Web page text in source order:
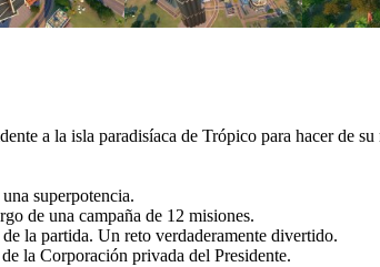
a la isla paradisíaca de Trópico para hacer de su
superpotencia.
de una campaña de 12 misiones.
la partida. Un reto verdaderamente divertido.
la Corporación privada del Presidente.